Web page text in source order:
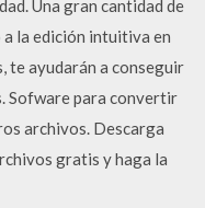
Una gran cantidad de
la edición intuitiva en
te ayudarán a conseguir
Sofware para convertir
archivos. Descarga
gratis y haga la